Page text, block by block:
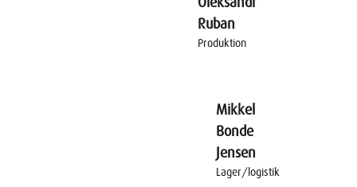
Ruban
Produktion
Mikkel
Bonde
Jensen
Lager/logistik